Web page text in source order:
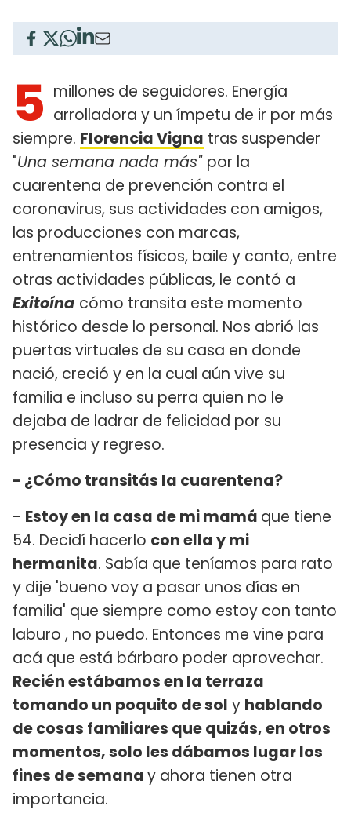
5 millones de seguidores. Energía
arrolladora y un ímpetu de ir por más
siempre. Florencia Vigna tras suspender
"Una semana nada más" por la
cuarentena de prevención contra el
coronavirus, sus actividades con amigos,
las producciones con marcas,
entrenamientos físicos, baile y canto, entre
otras actividades públicas, le contó a
Exitoína cómo transita este momento
histórico desde lo personal. Nos abrió las
puertas virtuales de su casa en donde
nació, creció y en la cual aún vive su
familia e incluso su perra quien no le
dejaba de ladrar de felicidad por su
presencia y regreso.
- ¿Cómo transitás la cuarentena?
- Estoy en la casa de mi mamá que tiene
54. Decidí hacerlo con ella y mi
hermanita. Sabía que teníamos para rato
y dije 'bueno voy a pasar unos días en
familia' que siempre como estoy con tanto
laburo , no puedo. Entonces me vine para
acá que está bárbaro poder aprovechar.
Recién estábamos en la terraza
tomando un poquito de sol y hablando
de cosas familiares que quizás, en otros
momentos, solo les dábamos lugar los
fines de semanay ahora tienen otra
importancia.